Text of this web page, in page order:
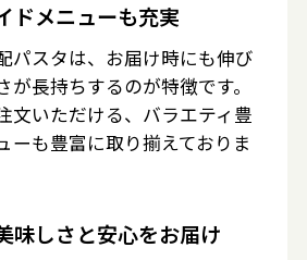
ドメニューも充実
パスタは、お届け時にも伸び
が長持ちするのが特徴です。
文いただける、バラエティ豊
ーも豊富に取り揃えておりま
味しさと安心をお届け